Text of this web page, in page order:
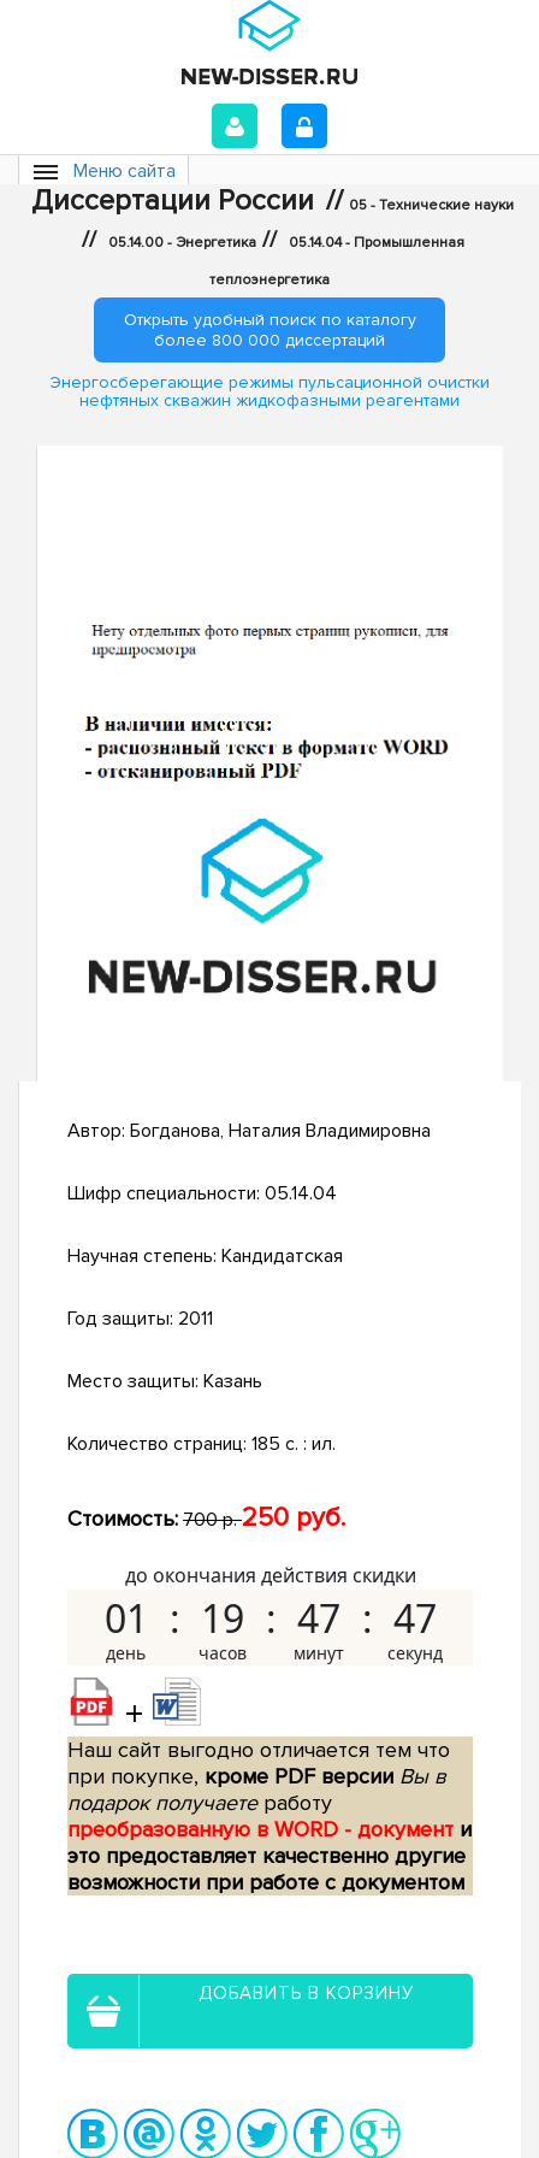
Меню сайта
Диссертации России // 05 - Технические науки
// 05.14.00 - Энергетика // 05.14.04 - Промышленная
теплоэнергетика
Открыть удобный поиск по каталогу
более 800 000 диссертаций
Энергосберегающие режимы пульсационной очистки
нефтяных скважин жидкофазными реагентами
Автор: Богданова, Наталия Владимировна
Шифр специальности: 05.14.04
Научная степень: Кандидатская
Год защиты: 2011
Место защиты: Казань
Количество страниц: 185 с. : ил.
Стоимость: 700 р.250 руб.
до окончания действия скидки
01 19 47 46
+
Наш сайт выгодно отличается тем что
при покупке, кроме PDF версии Вы в
подарок получаетеработу
преобразованную в WORD - документ и
это предоставляет качественно другие
возможности при работе с документом
ДОБАВИТЬ В КОРЗИНУ